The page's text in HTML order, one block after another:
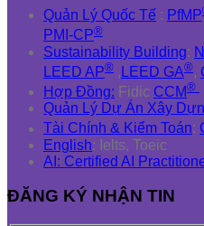
Quản Lý Quốc Tế : PfMP
PMI-CP®
Sustainability Building:
LEED AP® , LEED GA®,
Hợp Đồng: Fidic CCM®
Quản Lý Dự Án Xây
Tài Chính & Kiểm Toán:
English: Ielts, Toeic
AI: Certified AI
ĐĂNG KÝ NHẬN TIN